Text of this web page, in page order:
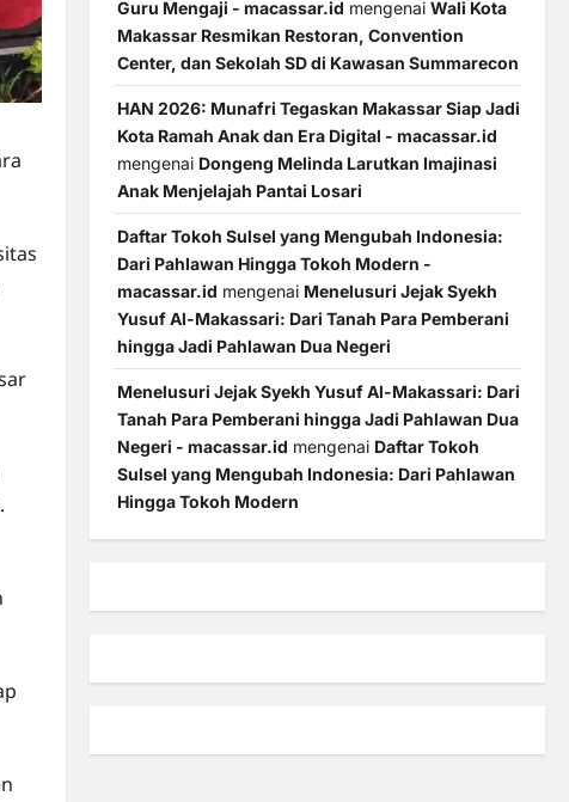
Guru Mengaji - macassar.id mengenai Wali Kota
Makassar Resmikan Restoran, Convention
Center, dan Sekolah SD di Kawasan Summarecon
HAN 2026: Munafri Tegaskan Makassar Siap Jadi
Kota Ramah Anak dan Era Digital - macassar.id
mengenai Dongeng Melinda Larutkan Imajinasi
Anak Menjelajah Pantai Losari
Daftar Tokoh Sulsel yang Mengubah Indonesia:
Dari Pahlawan Hingga Tokoh Modern -
macassar.id mengenai Menelusuri Jejak Syekh
Yusuf Al-Makassari: Dari Tanah Para Pemberani
hingga Jadi Pahlawan Dua Negeri
Menelusuri Jejak Syekh Yusuf Al-Makassari: Dari
Tanah Para Pemberani hingga Jadi Pahlawan Dua
Negeri - macassar.id mengenai Daftar Tokoh
Sulsel yang Mengubah Indonesia: Dari Pahlawan
Hingga Tokoh Modern